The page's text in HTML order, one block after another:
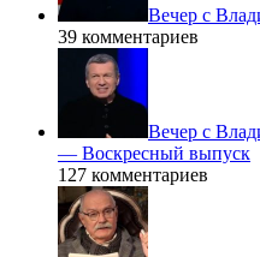
Вечер с
39 комментариев
Вечер с
— Воскресный выпуск
127 комментариев